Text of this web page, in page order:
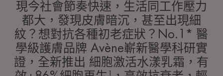
現今社會節奏快速，生活同工作壓力
都大，發現皮膚暗沉，甚至出現細
紋？想對抗各種初老症狀？No.1* 醫
學級護膚品牌 Avène嶄新醫學科研實
證，全新推出 細胞激活水漾乳霜，有